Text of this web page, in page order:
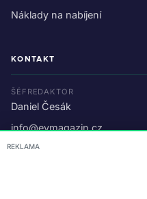
Náklady na nabíjení
KONTAKT
ŠÉFREDAKTOR
Daniel Česák
info@evmagazin.cz
O nás
REKLAMA